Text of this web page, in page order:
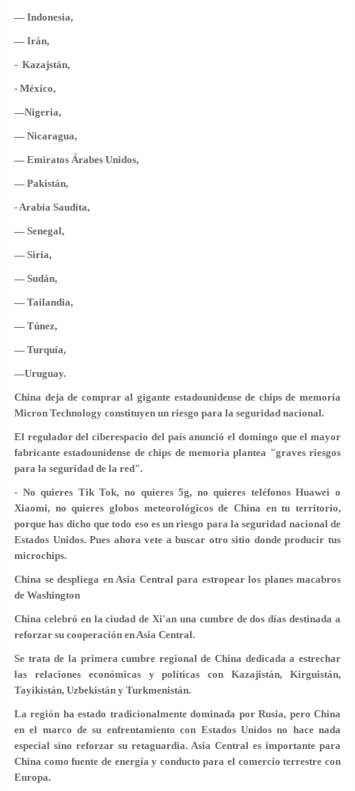
— Indonesia,
— Irán,
- Kazajstán,
- México,
—Nigeria,
— Nicaragua,
— Emiratos Árabes Unidos,
— Pakistán,
- Arabia Saudita,
— Senegal,
— Siria,
— Sudán,
— Tailandia,
— Túnez,
— Turquía,
—Uruguay.
China deja de comprar al gigante estadounidense de chips de memoria
Micron Technology constituyen un riesgo para la seguridad nacional.
El regulador del ciberespacio del país anunció el domingo que el mayor
fabricante estadounidense de chips de memoria plantea "graves riesgos
para la seguridad de la red".
- No quieres Tik Tok, no quieres 5g, no quieres teléfonos Huawei o
Xiaomi, no quieres globos meteorológicos de China en tu territorio,
porque has dicho que todo eso es un riesgo para la seguridad nacional de
Estados Unidos. Pues ahora vete a buscar otro sitio donde producir tus
microchips.
China se despliega en Asia Central para estropear los planes macabros
de Washington
China celebró en la ciudad de Xi'an una cumbre de dos días destinada a
reforzar su cooperación en Asia Central.
Se trata de la primera cumbre regional de China dedicada a estrechar
las relaciones económicas y políticas con Kazajistán, Kirguistán,
Tayikistán, Uzbekistán y Turkmenistán.
La región ha estado tradicionalmente dominada por Rusia, pero China
en el marco de su enfrentamiento con Estados Unidos no hace nada
especial sino reforzar su retaguardia. Asia Central es importante para
China como fuente de energía y conducto para el comercio terrestre con
Europa.